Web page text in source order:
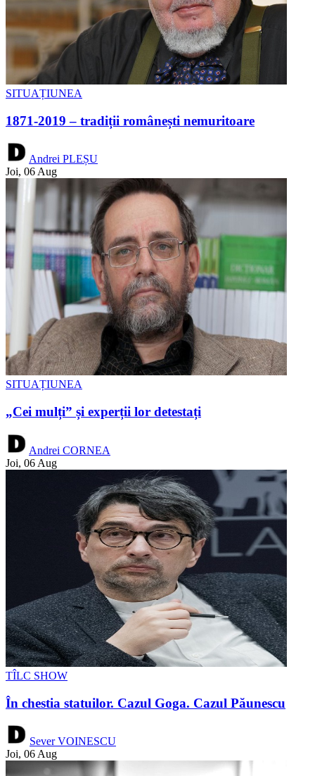
SITUAȚIUNEA
1871-2019 – tradiții românești nemuritoare
Andrei PLEȘU
Joi, 06 Aug
SITUAȚIUNEA
„Cei mulți” și experții lor detestați
Andrei CORNEA
Joi, 06 Aug
TÎLC SHOW
În chestia statuilor. Cazul Goga. Cazul Păunescu
Sever VOINESCU
Joi, 06 Aug